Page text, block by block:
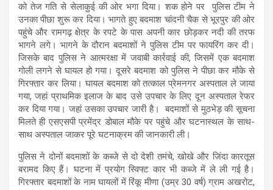
को तेज गति से सेलाकुई की ओर भगा दिया। शक होने पर पुलिस टीम ने
उनका पीछा शुरू कर दिया। भागते हुए बदमाश चांदनी चैक से भूरपुर की ओर
पहुंचे और रामगढ़ क्षेत्र के रपटे के पास अपनी कार छोड़कर नदी की तरफ
भागने लगे। भागने के दौरान बदमाशों ने पुलिस टीम पर फायरिंग कर दी।
जिसके बाद पुलिस ने आत्मरक्षा में जवाबी कार्रवाई की, जिसमें एक बदमाश
गोली लगने से घायल हो गया। दूसरे बदमाश को पुलिस ने पीछा कर मौके से
गिरफ्तार कर लिया। घायल बदमाश को तत्काल प्रेमनगर अस्पताल ले जाया
गया, जहां प्राथमिक इलाज के बाद उसे उपचार के लिए दून अस्पताल रेफर
कर दिया गया। जहां उसका उपचार जारी है। बदमाशों से मुठभेड़ की सूचना
मिलते ही एसएसपी प्रमेंद्र डोबाल मौके पर पहुंचे और घटनास्थल के साथ-
साथ अस्पताल जाकर पूरे घटनाक्रम की जानकारी ली।
पुलिस ने दोनों बदमाशों के कब्जे से दो देशी तमंचे, खोखे और जिंदा कारतूस
बरामद किए हैं। घटना में प्रयोग स्विफ्ट कार भी कब्जे में ले ली गई है।
गिरफ्तार बदमाशों के नाम घायलों में रिंकू मीणा (उम्र 30 वर्ष) ग्राम अखरोट,